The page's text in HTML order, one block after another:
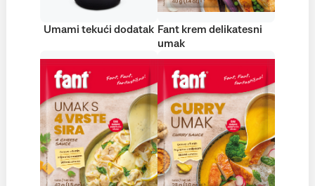
Umami tekući dodatak Fant krem delikatesni
umak